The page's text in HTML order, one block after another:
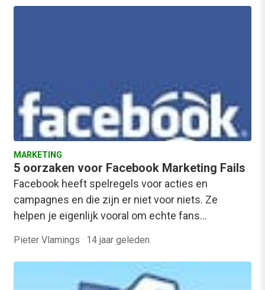
MARKETING
5 oorzaken voor Facebook Marketing Fails
Facebook heeft spelregels voor acties en
campagnes en die zijn er niet voor niets. Ze
helpen je eigenlijk vooral om echte fans…
Pieter Vlamings · 14 jaar geleden